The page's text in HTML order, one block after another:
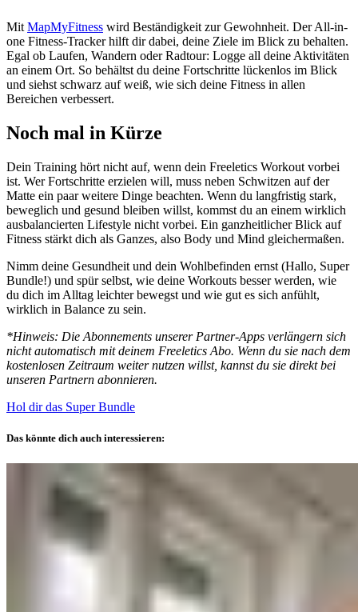
Mit MapMyFitness wird Beständigkeit zur Gewohnheit. Der All-in-
one Fitness-Tracker hilft dir dabei, deine Ziele im Blick zu behalten.
Egal ob Laufen, Wandern oder Radtour: Logge all deine Aktivitäten
an einem Ort. So behältst du deine Fortschritte lückenlos im Blick
und siehst schwarz auf weiß, wie sich deine Fitness in allen
Bereichen verbessert.
Noch mal in Kürze
Dein Training hört nicht auf, wenn dein Freeletics Workout vorbei
ist. Wer Fortschritte erzielen will, muss neben Schwitzen auf der
Matte ein paar weitere Dinge beachten. Wenn du langfristig stark,
beweglich und gesund bleiben willst, kommst du an einem wirklich
ausbalancierten Lifestyle nicht vorbei. Ein ganzheitlicher Blick auf
Fitness stärkt dich als Ganzes, also Body und Mind gleichermaßen.
Nimm deine Gesundheit und dein Wohlbefinden ernst (Hallo, Super
Bundle!) und spür selbst, wie deine Workouts besser werden, wie
du dich im Alltag leichter bewegst und wie gut es sich anfühlt,
wirklich in Balance zu sein.
*Hinweis: Die Abonnements unserer Partner-Apps verlängern sich
nicht automatisch mit deinem Freeletics Abo. Wenn du sie nach dem
kostenlosen Zeitraum weiter nutzen willst, kannst du sie direkt bei
unseren Partnern abonnieren.
Hol dir das Super Bundle
Das könnte dich auch interessieren: